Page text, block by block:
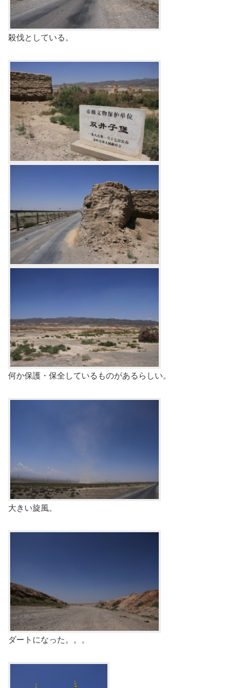
殺伐としている。
何か保護・保全しているものがあるらしい。
大きい旋風。
ダートになった。。。